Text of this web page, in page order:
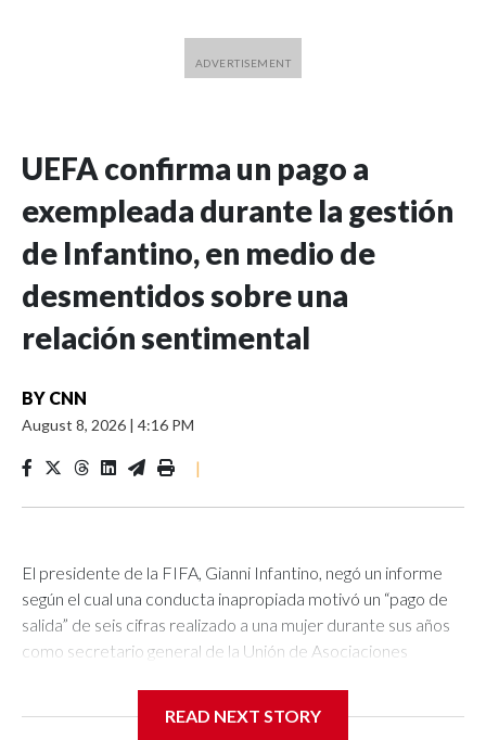
UEFA confirma un pago a
exempleada durante la gestión
de Infantino, en medio de
desmentidos sobre una
relación sentimental
BY CNN
August 8, 2026 | 4:16 PM
|
El presidente de la FIFA, Gianni Infantino, negó un informe
según el cual una conducta inapropiada motivó un “pago de
salida” de seis cifras realizado a una mujer durante sus años
como secretario general de la Unión de Asociaciones
irregular en ese momento, desde entonces las regulaciones
READ NEXT STORY